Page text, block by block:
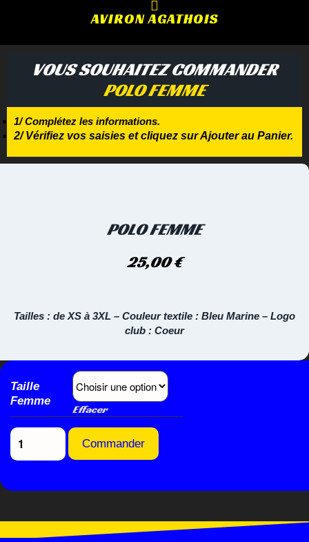
AVIRON AGATHOIS
VOUS SOUHAITEZ COMMANDER
POLO FEMME
1/ Complétez les informations.
2/ Vérifiez vos saisies et cliquez sur Ajouter au Panier.
POLO FEMME
25,00€
Tailles : de XS à 3XL – Couleur textile : Bleu Marine – Logo
club : Coeur
Taille
Femme
Effacer
Commander